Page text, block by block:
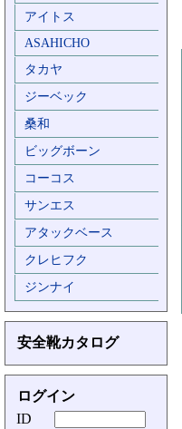
アイトス
ASAHICHO
タカヤ
ジーベック
桑和
ビッグボーン
コーコス
サンエス
アタックベース
クレヒフク
ジンナイ
安全靴カタログ
ログイン
ID